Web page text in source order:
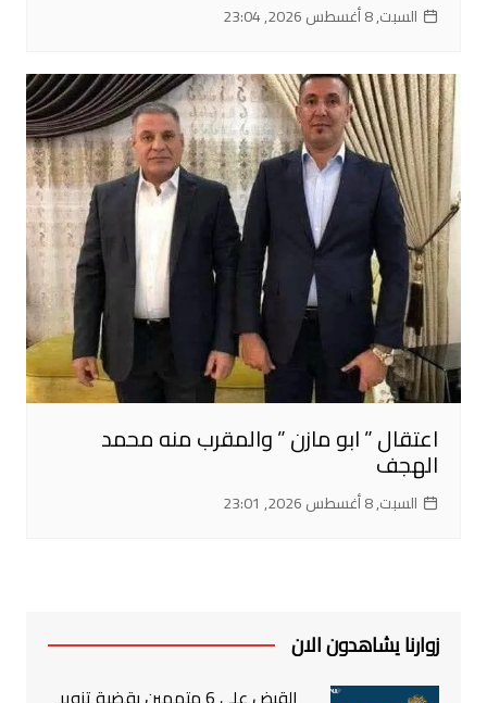
السبت, 8 أغسطس 2026, 23:04
اعتقال ” ابو مازن ” والمقرب منه محمد
الهجف
السبت, 8 أغسطس 2026, 23:01
زوارنا يشاهدون الان